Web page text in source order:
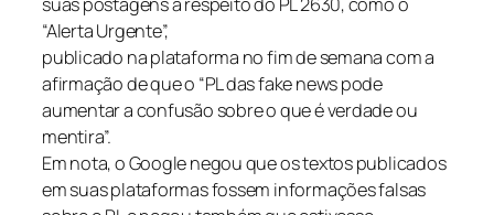
“Alerta Urgente”,
publicado na plataforma no fim de semana com a
afirmação de que o “PL das fake news pode
aumentar a confusão sobre o que é verdade ou
mentira”.
Em nota, o Google negou que os textos publicados
em suas plataformas fossem informações falsas